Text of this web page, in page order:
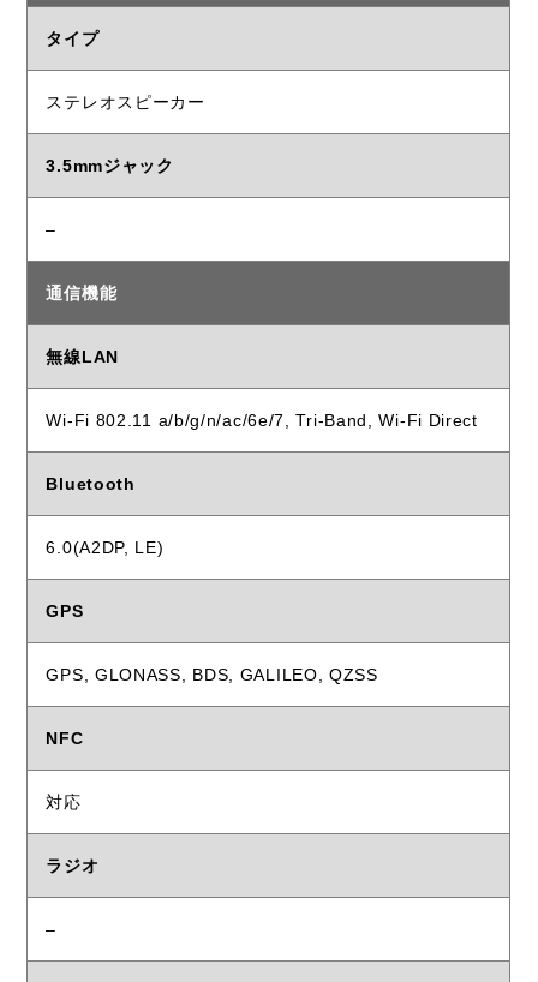
タイプ
ステレオスピーカー
3.5mmジャック
–
通信機能
無線LAN
Wi-Fi 802.11 a/b/g/n/ac/6e/7, Tri-Band, Wi-Fi Direct
Bluetooth
6.0(A2DP, LE)
GPS
GPS, GLONASS, BDS, GALILEO, QZSS
NFC
対応
ラジオ
–